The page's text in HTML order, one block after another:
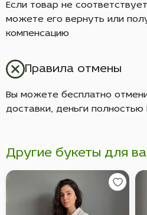
Если товар не
можете его вернуть или
компенсацию
Правила отмены
Вы можете бесплатно
доставки, деньги полностью
Другие букеты для